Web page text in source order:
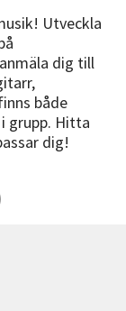
Utveckla
dig till
både
grupp. Hitta
dig!